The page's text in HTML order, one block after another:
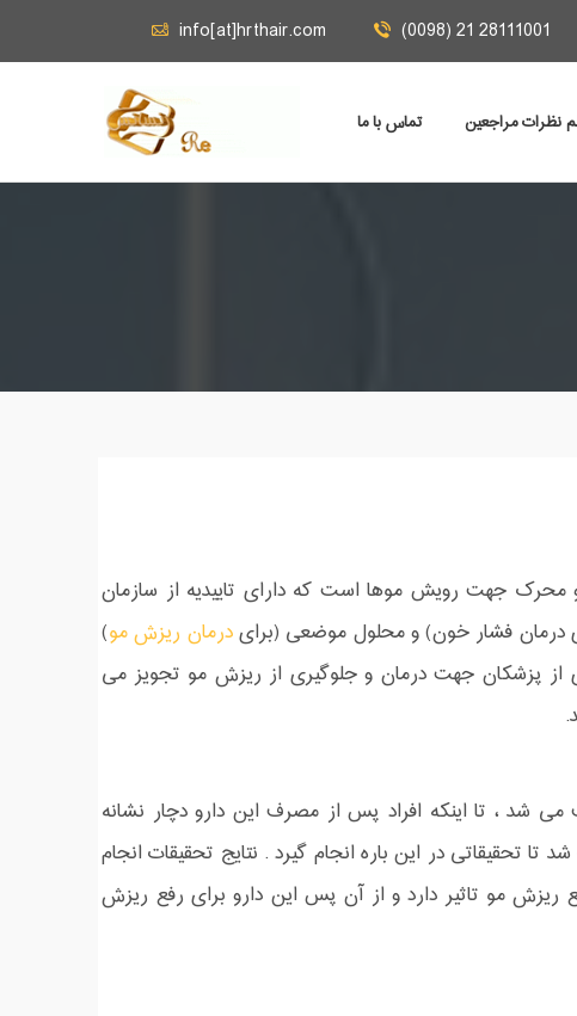
info[at]hrthair.com (0098) 21 28111001
نظرات مراجعين تماس با ما
جهت رویش موها است که دارای تاییدیه از سازمان
درمان ریزش مو)
از پزشکان جهت درمان و جلوگیری از ریزش مو تجویز می
شد ، تا اینکه افراد پس از مصرف این دارو دچار نشانه
در این باره انجام گیرد . نتایج تحقیقات انجام
مو تاثیر دارد و از آن پس این دارو برای رفع ریزش